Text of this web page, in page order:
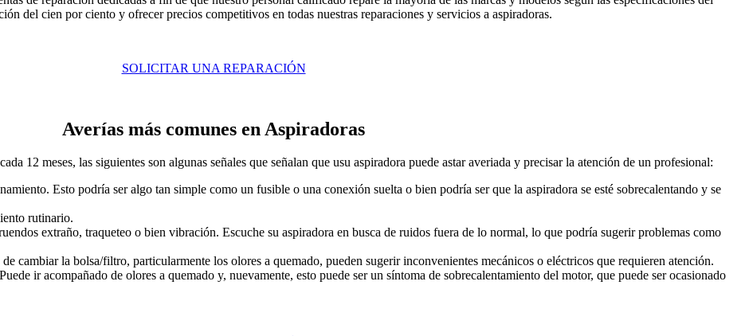
del cien por ciento y ofrecer precios competitivos en todas nuestras reparaciones y servicios a aspiradoras.
SOLICITAR UNA REPARACIÓN
Averías más comunes en Aspiradoras
12 meses, las siguientes son algunas señales que señalan que usu aspiradora puede astar averiada y precisar la atención de un profesional:
Esto podría ser algo tan simple como un fusible o una conexión suelta o bien podría ser que la aspiradora se esté sobrecalentando y se
rutinario.
extraño, traqueteo o bien vibración. Escuche su aspiradora en busca de ruidos fuera de lo normal, lo que podría sugerir problemas como
cambiar la bolsa/filtro, particularmente los olores a quemado, pueden sugerir inconvenientes mecánicos o eléctricos que requieren atención.
ir acompañado de olores a quemado y, nuevamente, esto puede ser un síntoma de sobrecalentamiento del motor, que puede ser ocasionado